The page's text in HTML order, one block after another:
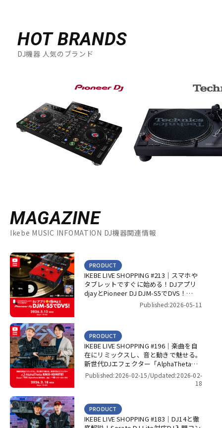
HOT BRANDS
DJ機器 人気のブランド
MAGAZINE
Ikebe MUSIC INFOMATION DJ機器関連情報
IKEBE LIVE SHOPPING #213｜スマホや
タブレットですぐに始める！DJアプリ
djayとPioneer DJ DJM-S5でDVS！
【presented by パワーDJ’s 渋谷】
PRODUCT
Published:2026-05-11
IKEBE LIVE SHOPPING #196｜楽曲を自
在にリミックスし、音と動きで魅せる。
新世代DJエフェクター「AlphaTheta
RMX-IGNITE」！【presented by パワー
PRODUCT
Published:2026-02-15/Updated:2026-02-
18
IKEBE LIVE SHOPPING #183｜DJ14と徹
PRODUCT